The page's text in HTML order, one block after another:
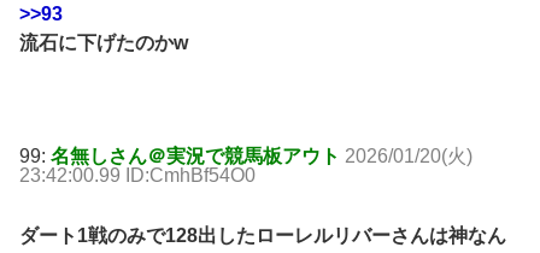
>>93
流石に下げたのかw
99: 名無しさん＠実況で競馬板アウト 2026/01/20(火)
23:42:00.99 ID:CmhBf54O0
ダート1戦のみで128出したローレルリバーさんは神なん